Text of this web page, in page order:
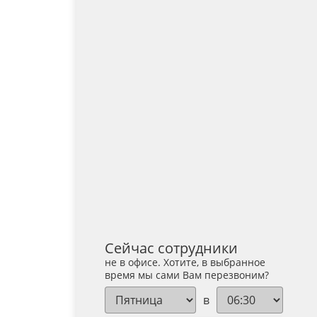
Сейчас сотрудники
не в офисе. Хотите, в выбранное
время мы сами Вам перезвоним?
в